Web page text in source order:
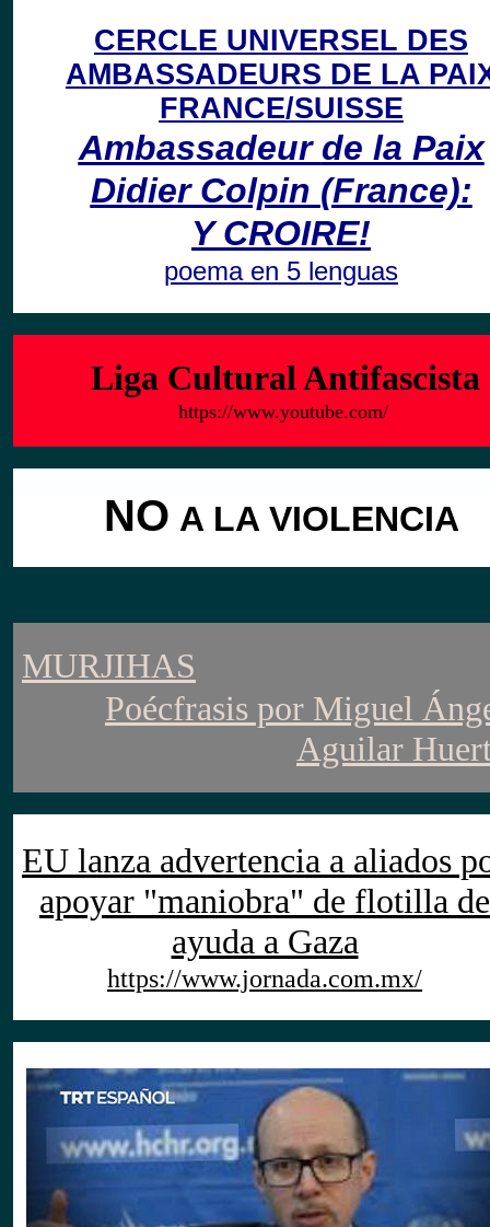
CERCLE UNIVERSEL DES
AMBASSADEURS DE LA
FRANCE/SUISSE
Ambassadeur de la Paix
Didier Colpin (France):
Y CROIRE!
poema en 5 lenguas
Liga Cultural Antifascista
https://www.youtube.com/
NO A LA VIOLENCIA
MURJIHAS
Poécfrasis por Miguel
Aguilar
EU lanza advertencia a aliados
apoyar "maniobra" de flotilla de
ayuda a Gaza
https://www.jornada.com.mx/